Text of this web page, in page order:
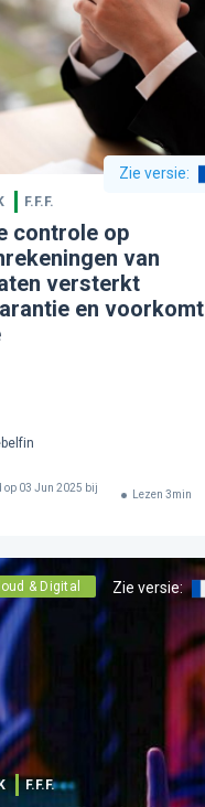
Zie versie:
F.F.F.
controle op
van
versterkt
en voorkomt
op03 Jun 2025 bij
Lezen 3min
& Digital Zie versie:
F.F.F.